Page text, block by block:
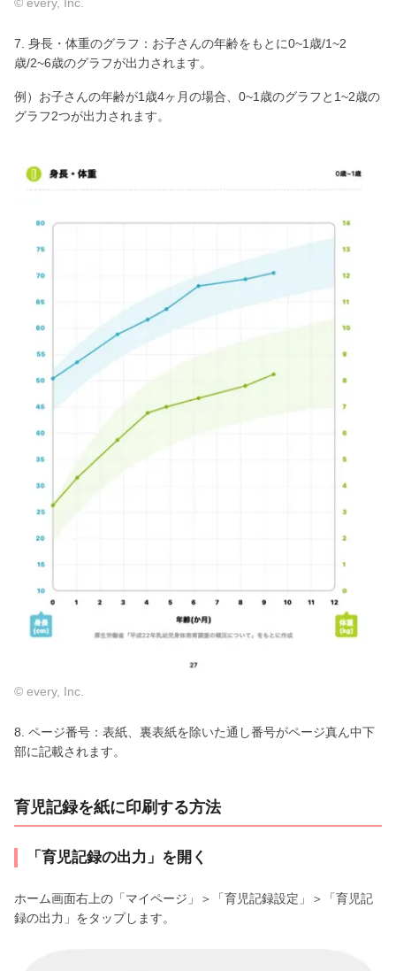
© every, Inc.
7. 身長・体重のグラフ：お子さんの年齢をもとに0~1歳/1~2
歳/2~6歳のグラフが出力されます。
例）お子さんの年齢が1歳4ヶ月の場合、0~1歳のグラフと1~2歳の
グラフ2つが出力されます。
© every, Inc.
8. ページ番号：表紙、裏表紙を除いた通し番号がページ真ん中下
部に記載されます。
育児記録を紙に印刷する方法
「育児記録の出力」を開く
ホーム画面右上の「マイページ」＞「育児記録設定」＞「育児記
録の出力」をタップします。